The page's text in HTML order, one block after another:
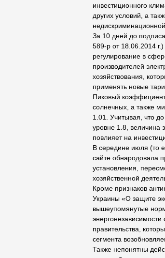
инвестиционного
других условий, а
За 10 дней до
589-р от 18.06.2014
регулирование в
производителей
хозяйствования,
применять новые
Пиковый
солнечных, а также
1.01. Учитывая, что
уровне 1.8, величина
повлияет на
В середине июля (то
сайте обнародовала
установления,
хозяйственной
Кроме признаков
Украины «О защите
вышеупомянутые
правительства,
сегмента
Также непонятны